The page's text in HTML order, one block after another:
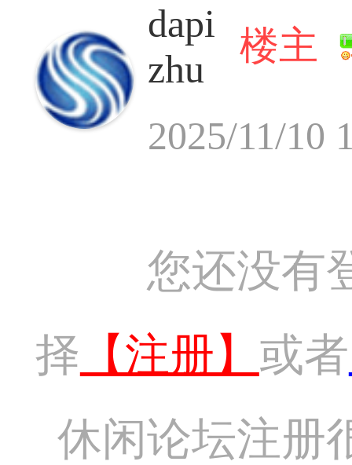
dapi
zhu
楼主
2025/11/10
您还没有
择 【注册】 或者
休闲论坛注册